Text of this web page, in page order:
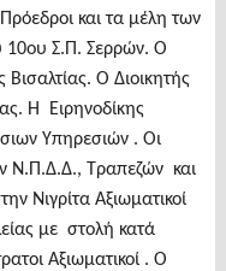
και τα μέλη των
10ου Σ.Π. Σερρών. Ο
Ο Διοικητής
Η Ειρηνοδίκης
Υπηρεσιών . Οι
Ν.Π.Δ.Δ., Τραπεζών και
Νιγρίτα Αξιωματικοί
με στολή κατά
Αξιωματικοί . Ο